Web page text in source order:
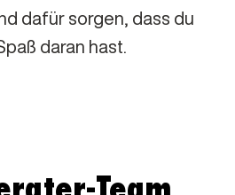
dafür sorgen, dass du
daran hast.